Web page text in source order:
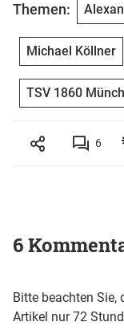
Themen:
Michael Köllner
TSV 1860
6
6
Bitte beachten
Artikel nur 72